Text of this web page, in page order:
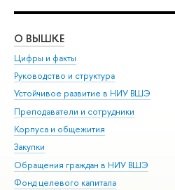
О ВЫШКЕ
Цифры и факты
Руководство и структура
Устойчивое развитие в НИУ ВШЭ
Преподаватели и сотрудники
Корпуса и общежития
Закупки
Обращения граждан в НИУ ВШЭ
Фонд целевого капитала